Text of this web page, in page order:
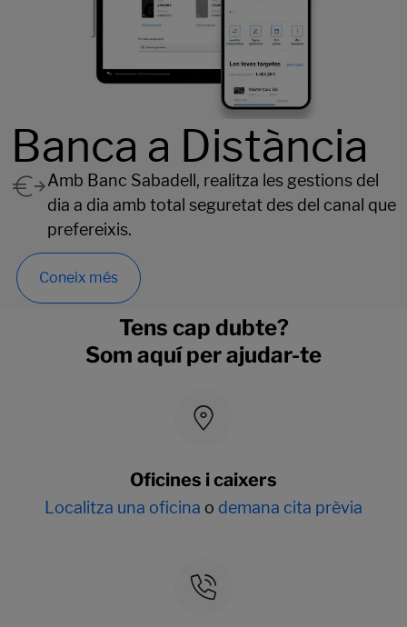
Banca a Distància
Amb Banc Sabadell, realitza les gestions del
dia a dia amb total seguretat des del canal que
prefereixis.
Coneix més
Tens cap dubte?
Som aquí per ajudar-te
Oficines i caixers
Localitza una oficina o demana cita prèvia